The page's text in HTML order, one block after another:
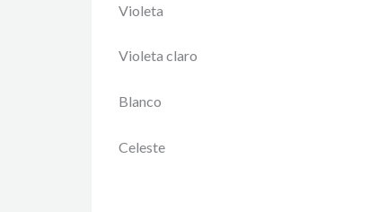
Violeta
Violeta claro
Blanco
Celeste